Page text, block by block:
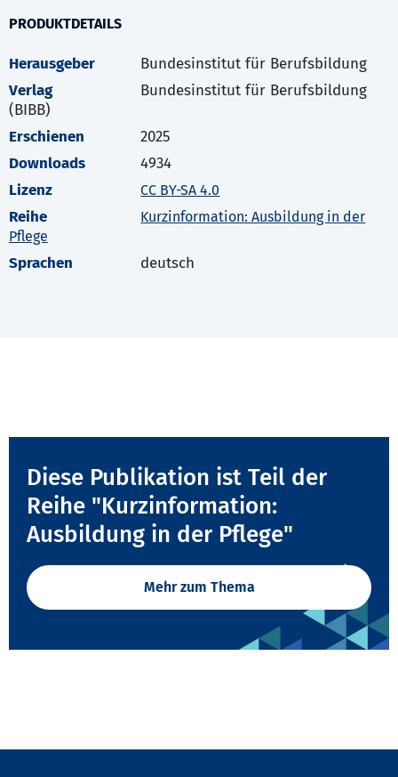
PRODUKTDETAILS
Herausgeber
Bundesinstitut für Berufsbildung
Verlag
Bundesinstitut für Berufsbildung
(BIBB)
Erschienen
2025
Downloads
4934
Lizenz
CC BY-SA 4.0
Reihe
Kurzinformation: Ausbildung in der
Pflege
Sprachen deutsch
Diese Publikation ist Teil der
Reihe "Kurzinformation:
Ausbildung in der Pflege"
Mehr zum Thema